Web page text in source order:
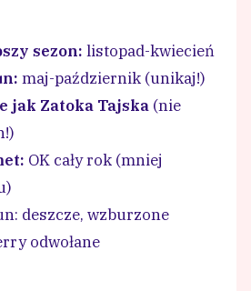
sezon: listopad-kwiecień
maj-październik (unikaj!)
jak Zatoka Tajska (nie
OK cały rok (mniej
deszcze, wzburzone
odwołane